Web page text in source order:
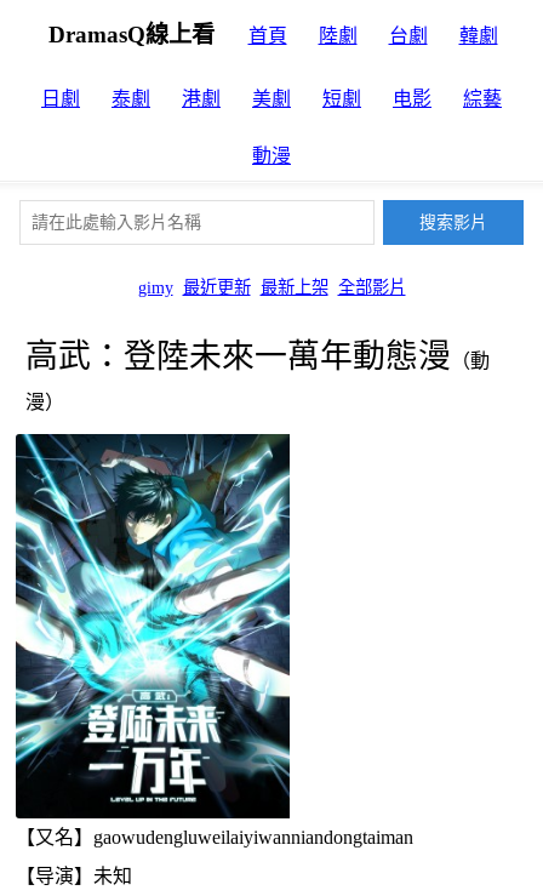
DramasQ線上看 首頁 陸劇 台劇 韓劇
日劇 泰劇 港劇 美劇 短劇 电影 綜藝
動漫
gimy 最近更新 最新上架 全部影片
高武：登陸未來一萬年動態漫
（動
漫）
【又名】gaowudengluweilaiyiwanniandongtaiman
【导演】未知